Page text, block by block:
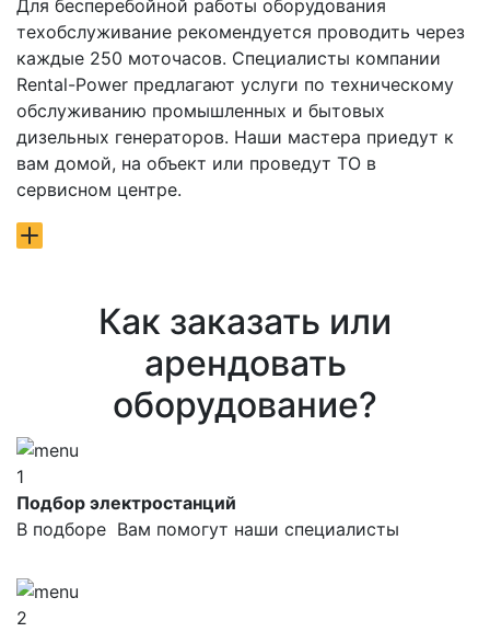
Для бесперебойной работы оборудования
техобслуживание рекомендуется проводить через
каждые 250 моточасов. Специалисты компании
Rental-Power предлагают услуги по техническому
обслуживанию промышленных и бытовых
дизельных генераторов. Наши мастера приедут к
вам домой, на объект или проведут ТО в
сервисном центре.
Как заказать или
арендовать
оборудование?
1
Подбор электростанций
В подборе Вам помогут наши специалисты
2